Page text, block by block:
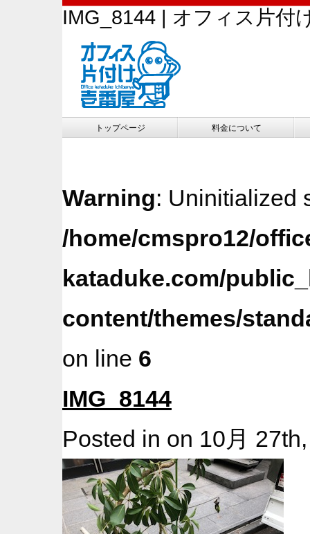
IMG_8144 | オフィス片付
トップページ 料金について
Warning: Uninitialized
/home/cmspro12/
kataduke.com/
content/themes/
on line 6
IMG_8144
Posted in on 10月